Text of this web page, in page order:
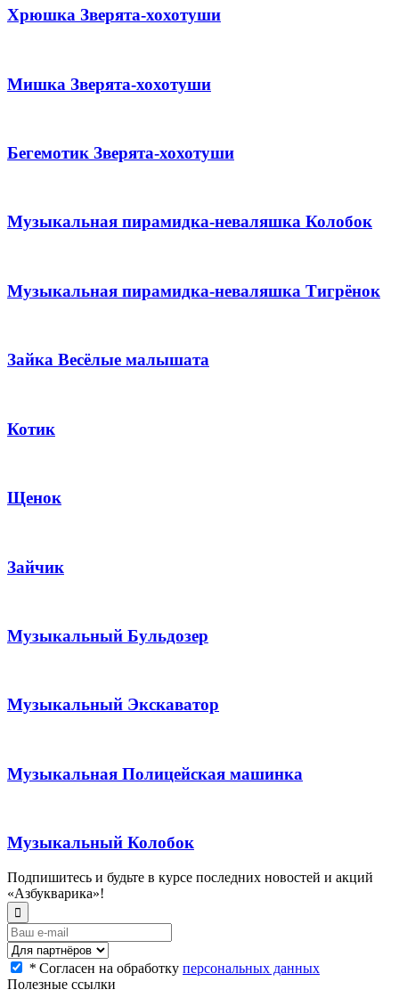
Хрюшка Зверята-хохотуши
Мишка Зверята-хохотуши
Бегемотик Зверята-хохотуши
Музыкальная пирамидка-неваляшка Колобок
Музыкальная пирамидка-неваляшка Тигрёнок
Зайка Весёлые малышата
Котик
Щенок
Зайчик
Музыкальный Бульдозер
Музыкальный Экскаватор
Музыкальная Полицейская машинка
Музыкальный Колобок
Подпишитесь и будьте в курсе последних новостей и акций
«Азбукварика»!
* Согласен на обработку персональных данных
Полезные ссылки